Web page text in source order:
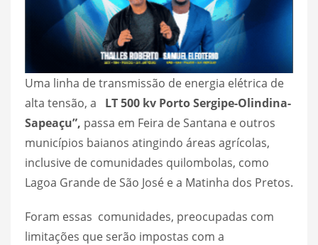
Uma linha de transmissão de energia elétrica de
alta tensão, a
LT 500 kv Porto Sergipe-Olindina-
Sapeaçu”, passa em Feira de Santana e outros
municípios baianos atingindo áreas agrícolas,
inclusive de comunidades quilombolas, como
Lagoa Grande de São José e a Matinha dos Pretos.
Foram essas comunidades, preocupadas com
limitações que serão impostas com a